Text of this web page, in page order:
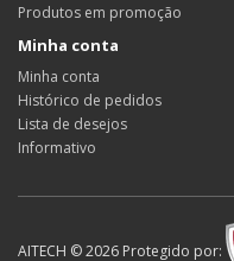
Produtos em promoção
Minha conta
Minha conta
Histórico de pedidos
Lista de desejos
Informativo
AITECH © 2026 Protegido por: